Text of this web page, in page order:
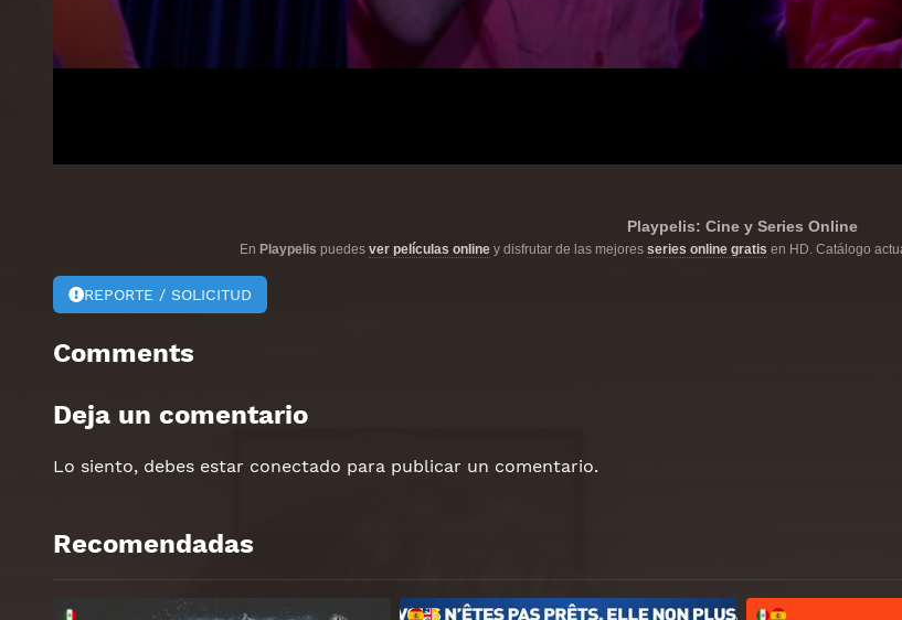
Playpelis: Cine y Series Online
En Playpelis puedes ver películas online y disfrutar de las mejores series online gratis en HD. Catálogo
REPORTE / SOLICITUD
Comments
Deja un comentario
Lo siento, debes estar conectado para publicar un comentario.
Recomendadas